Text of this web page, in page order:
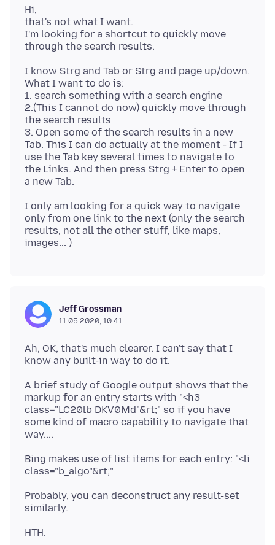
Hi,
that's not what I want.
I'm looking for a shortcut to quickly move
I know Strg and Tab or Strg and page up/down.
What I want to do is:
1. search something with a search engine
2.(This I cannot do now) quickly move through
the search results
3. Open some of the search results in a new
Tab. This I can do actually at the moment - If I
use the Tab key several times to navigate to
the Links. And then press Strg + Enter to open
I only am looking for a quick way to navigate
only from one link to the next (only the search
results, not all the other stuff, like maps,
Jeff Grossman
11.05.2020, 10:41
Ah, OK, that's much clearer. I can't say that I
A brief study of Google output shows that the
markup for an entry starts with "<h3
class="LC20lb DKV0Md"&rt;" so if you have
some kind of macro capability to navigate that
Bing makes use of list items for each entry: "<li
Probably, you can deconstruct any result-set